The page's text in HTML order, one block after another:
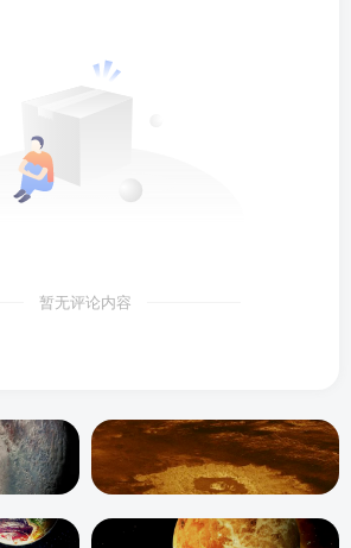
暂无评论内容